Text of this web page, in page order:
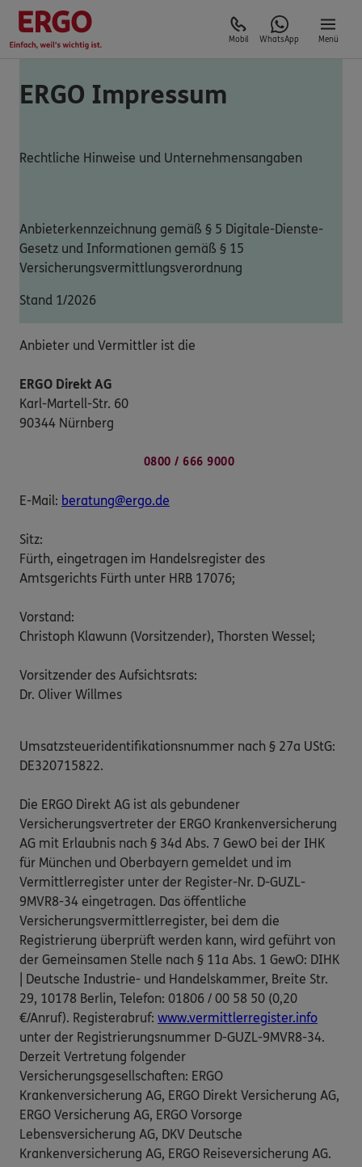
Mobil WhatsApp Menü
ERGO Impressum
Rechtliche Hinweise und Unternehmensangaben
Anbieterkennzeichnung gemäß § 5 Digitale-Dienste-
Gesetz und Informationen gemäß § 15
Versicherungsvermittlungsverordnung
Stand 1/2026
Anbieter und Vermittler ist die
ERGO Direkt AG
Karl-Martell-Str. 60
90344 Nürnberg
0800 / 666 9000
E-Mail: beratung@ergo.de
Sitz:
Fürth, eingetragen im Handelsregister des
Amtsgerichts Fürth unter HRB 17076;
Vorstand:
Christoph Klawunn (Vorsitzender), Thorsten Wessel;
Vorsitzender des Aufsichtsrats:
Dr. Oliver Willmes
Umsatzsteueridentifikationsnummer nach § 27a UStG:
DE320715822.
Die ERGO Direkt AG ist als gebundener
Versicherungsvertreter der ERGO Krankenversicherung
AG mit Erlaubnis nach § 34d Abs. 7 GewO bei der IHK
für München und Oberbayern gemeldet und im
Vermittlerregister unter der Register-Nr. D-GUZL-
9MVR8-34 eingetragen. Das öffentliche
Versicherungsvermittlerregister, bei dem die
Registrierung überprüft werden kann, wird geführt von
der Gemeinsamen Stelle nach § 11a Abs. 1 GewO: DIHK
| Deutsche Industrie- und Handelskammer, Breite Str.
29, 10178 Berlin, Telefon: 01806 / 00 58 50 (0,20
€/Anruf). Registerabruf: www.vermittlerregister.info
unter der Registrierungsnummer D-GUZL-9MVR8-34.
Derzeit Vertretung folgender
Versicherungsgesellschaften: ERGO
Krankenversicherung AG, ERGO Direkt Versicherung AG,
ERGO Versicherung AG, ERGO Vorsorge
Lebensversicherung AG, DKV Deutsche
Krankenversicherung AG, ERGO Reiseversicherung AG.